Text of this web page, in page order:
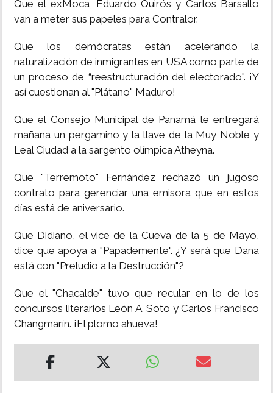
Que el exMoca, Eduardo Quirós y Carlos Barsallo
van a meter sus papeles para Contralor.
Que los demócratas están acelerando la
naturalización de inmigrantes en USA como parte de
un proceso de “reestructuración del electorado". ¡Y
así cuestionan al "Plátano" Maduro!
Que el Consejo Municipal de Panamá le entregará
mañana un pergamino y la llave de la Muy Noble y
Leal Ciudad a la sargento olímpica Atheyna.
Que "Terremoto" Fernández rechazó un jugoso
contrato para gerenciar una emisora que en estos
días está de aniversario.
Que Didiano, el vice de la Cueva de la 5 de Mayo,
dice que apoya a "Papademente". ¿Y será que Dana
está con "Preludio a la Destrucción"?
Que el "Chacalde" tuvo que recular en lo de los
concursos literarios León A. Soto y Carlos Francisco
Changmarín. ¡El plomo ahueva!